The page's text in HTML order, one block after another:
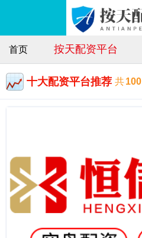
首页 按天配资平台
十大配资平台推荐 共100